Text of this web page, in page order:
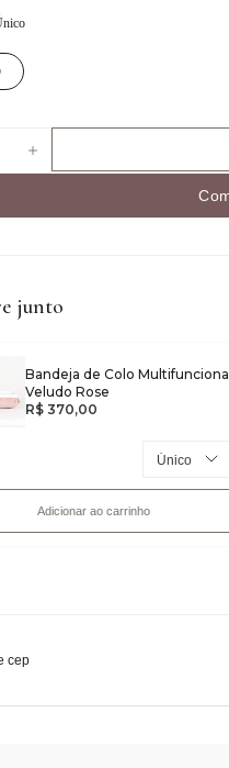
junto
Bandeja de Colo Multifuncional
Veludo Rose
R$ 370,00
Adicionar ao carrinho
cep